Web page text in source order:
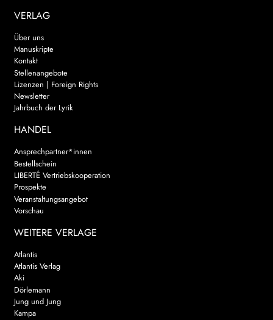
VERLAG
Über uns
Manuskripte
Kontakt
Stellenangebote
Lizenzen | Foreign Rights
Newsletter
Jahrbuch der Lyrik
HANDEL
Ansprechpartner*innen
Bestellschein
LIBERTÉ Vertriebskooperation
Prospekte
Veranstaltungsangebot
Vorschau
WEITERE VERLAGE
Atlantis
Atlantis Verlag
Aki
Dörlemann
Jung und Jung
Kampa